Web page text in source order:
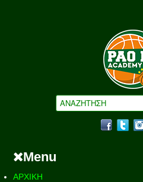
Menu
ΑΡΧΙΚΗ